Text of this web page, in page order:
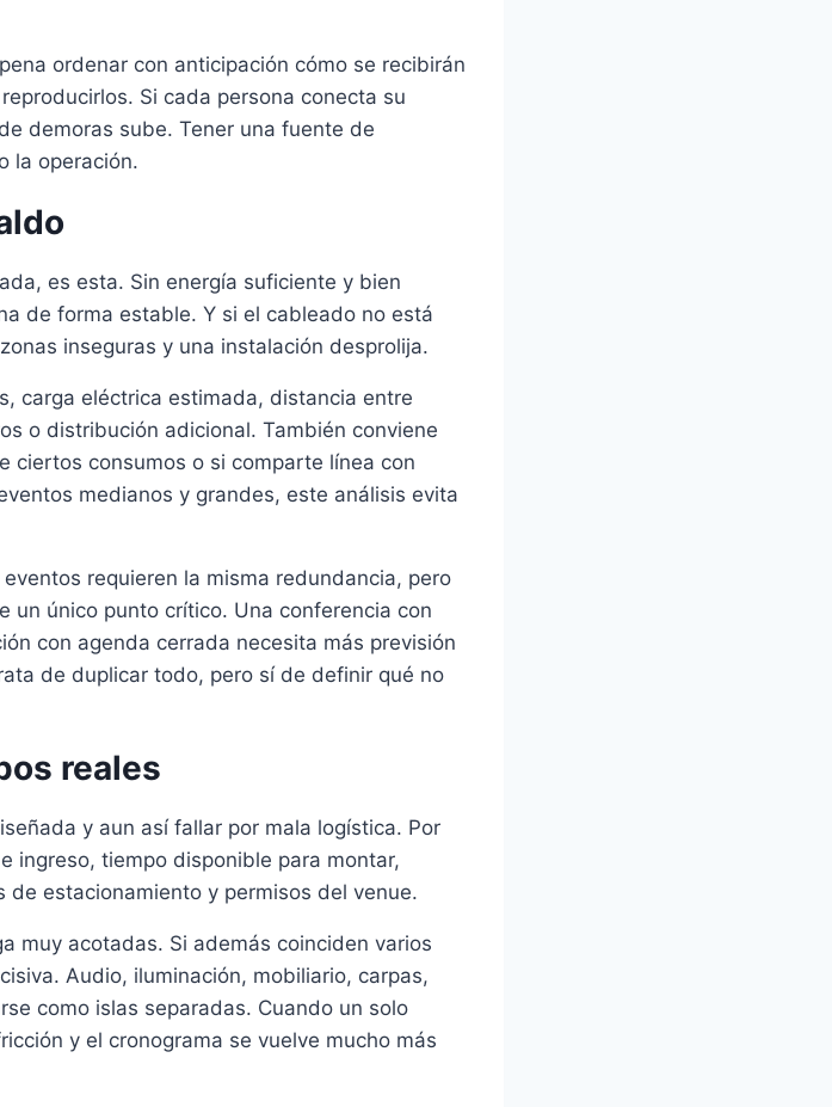
ordenar con anticipación cómo se recibirán
Si cada persona conecta su
demoras sube. Tener una fuente de
la operación.
es esta. Sin energía suficiente y bien
de forma estable. Y si el cableado no está
inseguras y una instalación desprolija.
carga eléctrica estimada, distancia entre
o distribución adicional. También conviene
ciertos consumos o si comparte línea con
medianos y grandes, este análisis evita
requieren la misma redundancia, pero
un único punto crítico. Una conferencia con
con agenda cerrada necesita más previsión
de duplicar todo, pero sí de definir qué no
reales
y aun así fallar por mala logística. Por
ingreso, tiempo disponible para montar,
estacionamiento y permisos del venue.
muy acotadas. Si además coinciden varios
Audio, iluminación, mobiliario, carpas,
como islas separadas. Cuando un solo
y el cronograma se vuelve mucho más